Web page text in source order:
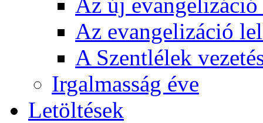
Az evangelizáció
A Szentlélek
Irgalmasság éve
Letöltések